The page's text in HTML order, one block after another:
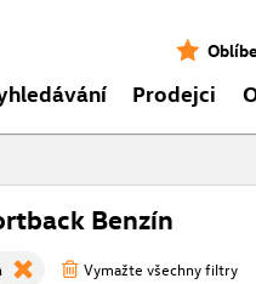
Prodejci
Benzín
Vymažte všechny filtry